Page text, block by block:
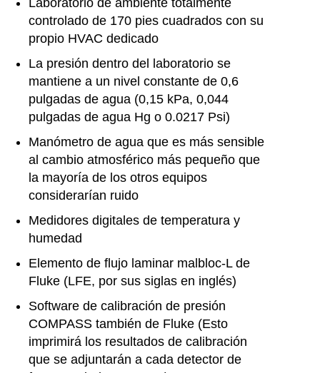
Laboratorio de ambiente totalmente
controlado de 170 pies cuadrados con su
propio HVAC dedicado
La presión dentro del laboratorio se
mantiene a un nivel constante de 0,6
pulgadas de agua (0,15 kPa, 0,044
pulgadas de agua Hg o 0.0217 Psi)
Manómetro de agua que es más sensible
al cambio atmosférico más pequeño que
la mayoría de los otros equipos
considerarían ruido
Medidores digitales de temperatura y
humedad
Elemento de flujo laminar malbloc-L de
Fluke (LFE, por sus siglas en inglés)
Software de calibración de presión
COMPASS también de Fluke (Esto
imprimirá los resultados de calibración
que se adjuntarán a cada detector de